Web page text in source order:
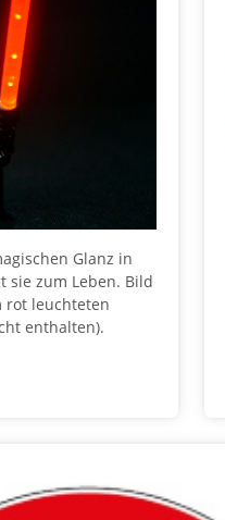
Glanz in
zum Leben. Bild
rot leuchteten
enthalten).